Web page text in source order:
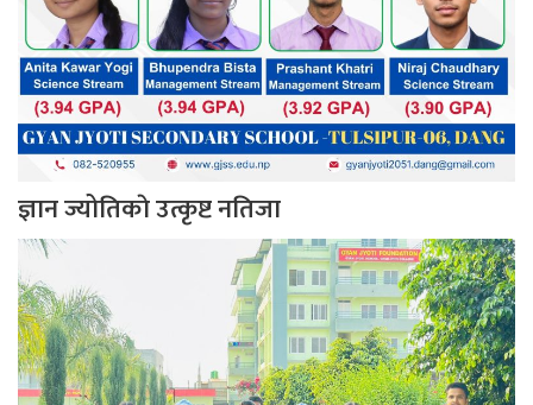
ज्ञान ज्योतिकाे उत्कृष्ट नतिजा